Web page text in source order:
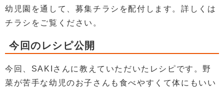
幼児園を通して、募集チラシを配付します。詳しくは
チラシをご覧ください。
今回のレシピ公開
今回、SAKIさんに教えていただいたレシピです。野
菜が苦手な幼児のお子さんも食べやすくて体にもいい